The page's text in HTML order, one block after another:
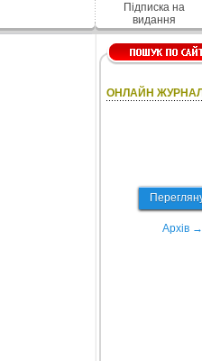
Підписка на
видання
ОНЛАЙН ЖУРНАЛ
Архів →